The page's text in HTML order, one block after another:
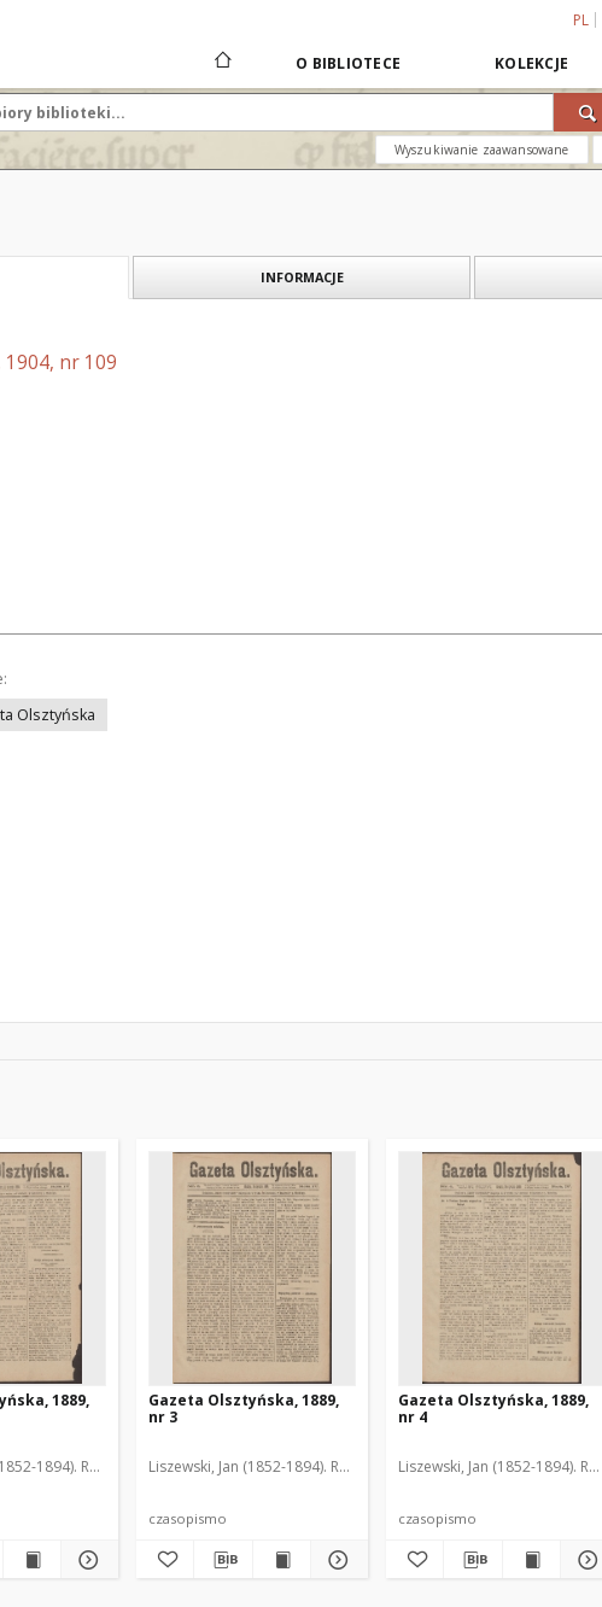
PL
O BIBLIOTECE KOLEKCJE
Wyszukiwanie zaawansowane
INFORMACJE
1904, nr 109
Olsztyńska
1889,
1894). Red.
Gazeta Olsztyńska, 1889,
nr 3
Liszewski, Jan (1852-1894). Red.
czasopismo
Gazeta Olsztyńska, 1889,
nr 4
Liszewski, Jan (1852-1894). Red.
czasopismo